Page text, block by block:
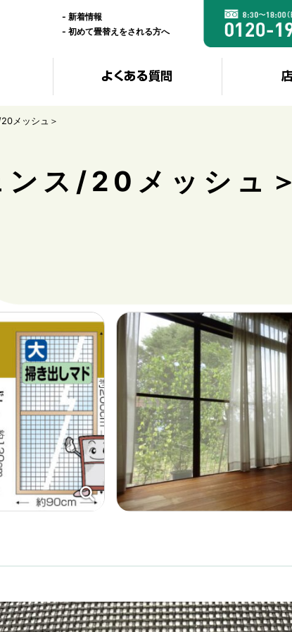
-新着情報
-初めて畳替えをされる方へ
メッシュ＞
ンス/20メッシュ＞